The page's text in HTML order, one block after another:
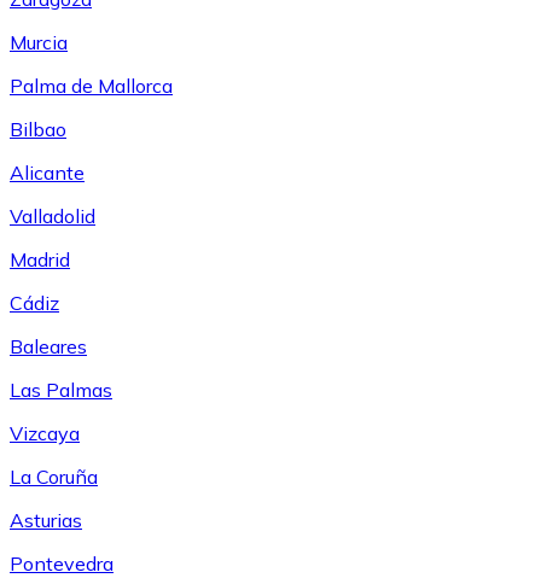
Murcia
Palma de Mallorca
Bilbao
Alicante
Valladolid
Madrid
Cádiz
Baleares
Las Palmas
Vizcaya
La Coruña
Asturias
Pontevedra